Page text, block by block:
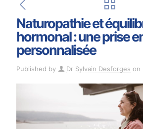
Naturopathie et
hormonal : une prise
personnalisée
Published by Dr Sylvain Desforges on